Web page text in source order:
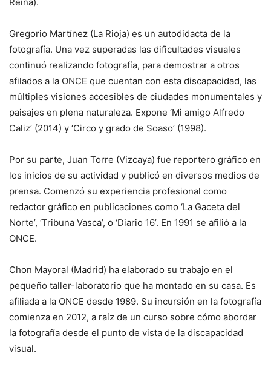
Gregorio Martínez (La Rioja) es un autodidacta de la
fotografía. Una vez superadas las dificultades visuales
continuó realizando fotografía, para demostrar a otros
afilados a la ONCE que cuentan con esta discapacidad, las
múltiples visiones accesibles de ciudades monumentales y
paisajes en plena naturaleza. Expone ‘Mi amigo Alfredo
Caliz’ (2014) y ‘Circo y grado de Soaso’ (1998).
Por su parte, Juan Torre (Vizcaya) fue reportero gráfico en
los inicios de su actividad y publicó en diversos medios de
prensa. Comenzó su experiencia profesional como
redactor gráfico en publicaciones como ‘La Gaceta del
Norte’, ‘Tribuna Vasca’, o ‘Diario 16’. En 1991 se afilió a la
ONCE.
Chon Mayoral (Madrid) ha elaborado su trabajo en el
pequeño taller-laboratorio que ha montado en su casa. Es
afiliada a la ONCE desde 1989. Su incursión en la fotografía
comienza en 2012, a raíz de un curso sobre cómo abordar
la fotografía desde el punto de vista de la discapacidad
visual.